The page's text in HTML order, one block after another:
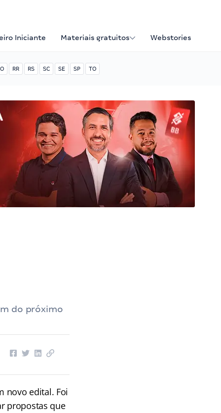
Iniciante Materiais gratuitos Webstories
RR RS SC SE SP TO
do próximo
novo edital. Foi
propostas que